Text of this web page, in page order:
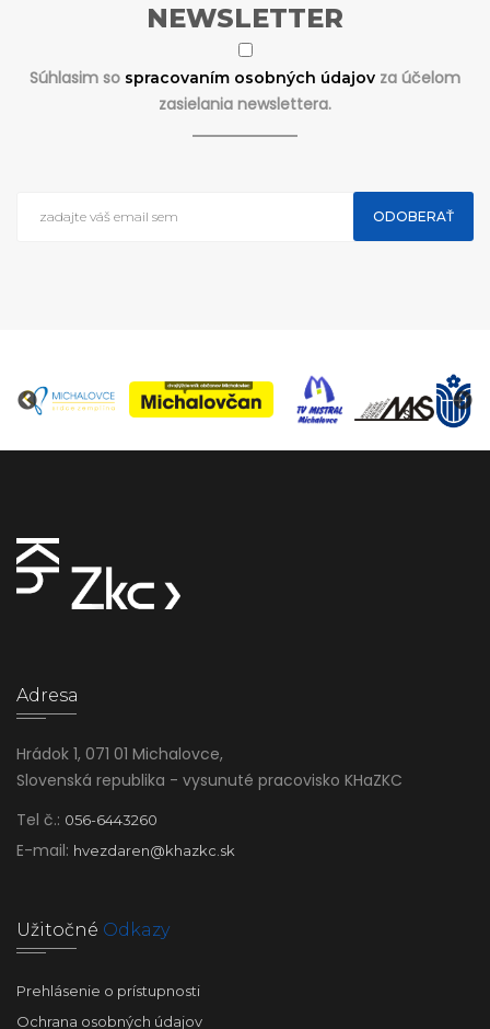
NEWSLETTER
Súhlasim so spracovaním osobných údajov za účelom
zasielania newslettera.
ODOBERAŤ
Adresa
Hrádok 1, 071 01 Michalovce,
Slovenská republika - vysunuté pracovisko KHaZKC
Tel č.: 056-6443260
E-mail: hvezdaren@khazkc.sk
Užitočné Odkazy
Prehlásenie o prístupnosti
Ochrana osobných údajov